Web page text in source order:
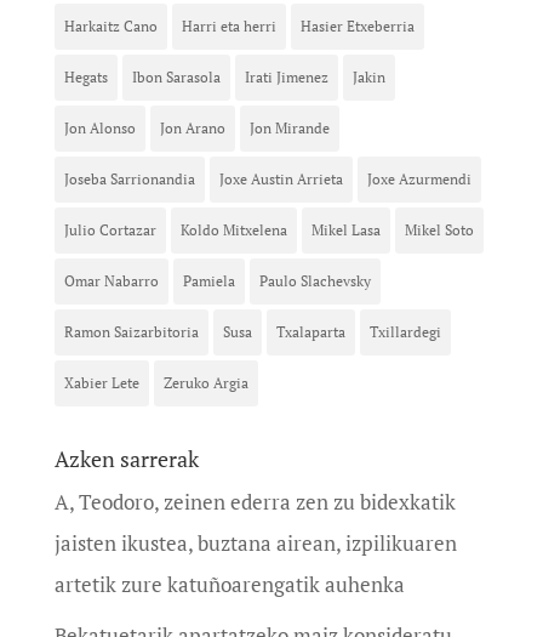
Harkaitz Cano Harri eta herri Hasier Etxeberria
Hegats Ibon Sarasola Irati Jimenez Jakin
Jon Alonso Jon Arano Jon Mirande
Joseba Sarrionandia Joxe Austin Arrieta Joxe Azurmendi
Julio Cortazar Koldo Mitxelena Mikel Lasa Mikel Soto
Omar Nabarro Pamiela Paulo Slachevsky
Ramon Saizarbitoria Susa Txalaparta Txillardegi
Xabier Lete Zeruko Argia
Azken sarrerak
A, Teodoro, zeinen ederra zen zu bidexkatik
jaisten ikustea, buztana airean, izpilikuaren
artetik zure katuñoarengatik auhenka